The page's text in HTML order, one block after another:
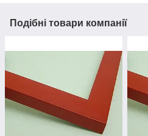
Подібні товари компанії